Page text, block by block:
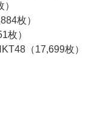
枚）
枚）
（17,699枚）